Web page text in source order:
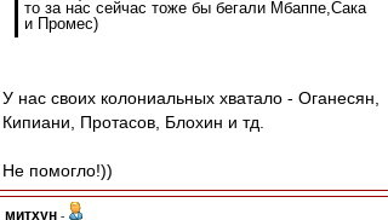
то за нас сейчас тоже бы бегали Мбаппе,Сака
и Промес)
У нас своих колониальных хватало - Оганесян,
Кипиани, Протасов, Блохин и тд.
Не помогло!))
митхун -